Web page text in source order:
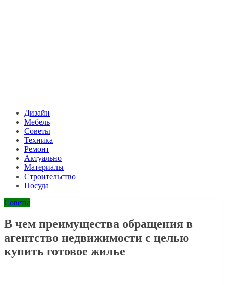
Дизайн
Мебель
Советы
Техника
Ремонт
Актуально
Материалы
Строительство
Посуда
Советы
В чем преимущества обращения в
агентство недвижимости с целью
купить готовое жилье